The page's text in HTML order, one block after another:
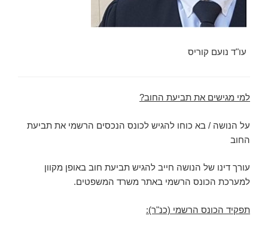
עו"ד נועם קוריס
למי מגישים את תביעת החוב?
על הנושה / בא כוחו להגיש לכונס הנכסים הרשמי את תביעת
החוב
עורך דינו של הנושה חייב להגיש תביעת חוב באופן מקוון
למערכת הכונס הרשמי באתר משרד המשפטים.
תפקיד הכונס הרשמי (כנ"ר):